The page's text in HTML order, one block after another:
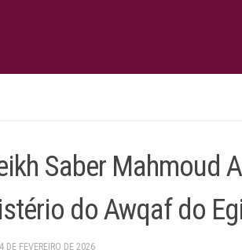
Saber Mahmoud
do Awqaf do
4 DE FEVEREIRO DE 2026